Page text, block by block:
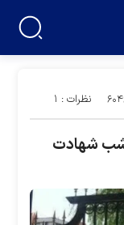
نظرات : ۱
شب شهادت